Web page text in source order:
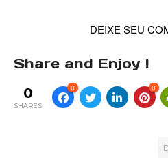
DEIXE SEU
Share and Enjoy !
0
SHARES
0 0